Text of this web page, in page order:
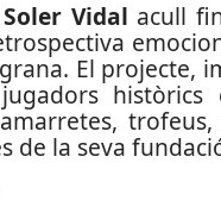
Vidal acull
El projecte,
de la seva